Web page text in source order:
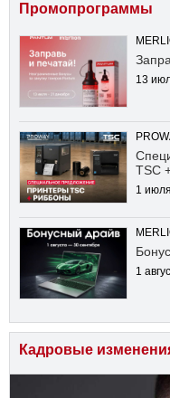
Промопрограммы
13
TSC
1
1
Кадровые